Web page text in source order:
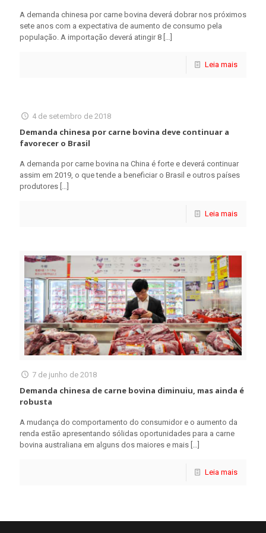
A demanda chinesa por carne bovina deverá dobrar nos próximos
sete anos com a expectativa de aumento de consumo pela
população. A importação deverá atingir 8 […]
Leia mais
4 de setembro de 2018
Demanda chinesa por carne bovina deve continuar a
favorecer o Brasil
A demanda por carne bovina na China é forte e deverá continuar
assim em 2019, o que tende a beneficiar o Brasil e outros países
produtores […]
Leia mais
7 de junho de 2018
Demanda chinesa de carne bovina diminuiu, mas ainda é
robusta
A mudança do comportamento do consumidor e o aumento da
renda estão apresentando sólidas oportunidades para a carne
bovina australiana em alguns dos maiores e mais […]
Leia mais